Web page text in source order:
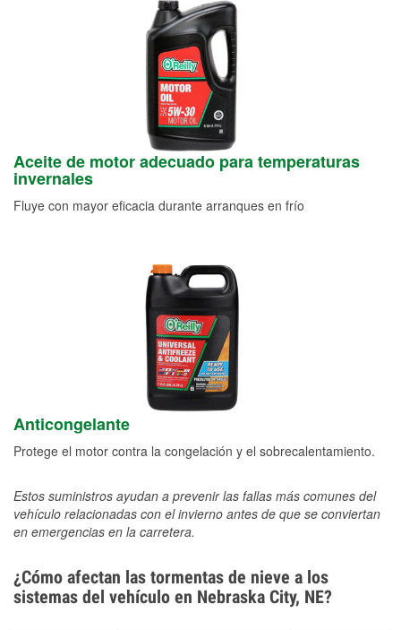
Aceite de motor adecuado para temperaturas
invernales
Fluye con mayor eficacia durante arranques en frío
Anticongelante
Protege el motor contra la congelación y el sobrecalentamiento.
Estos suministros ayudan a prevenir las fallas más comunes del
vehículo relacionadas con el invierno antes de que se conviertan
en emergencias en la carretera.
¿Cómo afectan las tormentas de nieve a los
sistemas del vehículo en Nebraska City, NE?